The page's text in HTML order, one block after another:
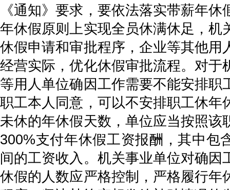
《通知》要求，要依法落实带薪年
年休假原则上实现全员休满休足，机
休假申请和审批程序，企业等其他用
经营实际，优化休假审批流程。对于
等用人单位确因工作需要不能安排职
职工本人同意，可以不安排职工休年
未休的年休假天数，单位应当按照该
300%支付年休假工资报酬，其中包
间的工资收入。机关事业单位对确因
休假的人数应严格控制，严格履行年